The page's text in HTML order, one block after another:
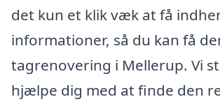
det kun et klik væk at få
informationer, så du kan få
tagrenovering i Mellerup. Vi
hjælpe dig med at finde den